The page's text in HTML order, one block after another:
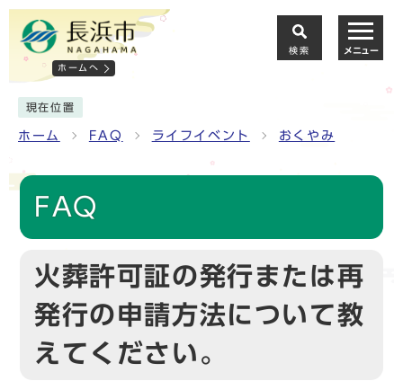
ホームへ
検索 メニュー
現在位置
ホーム FAQ ライフイベント おくやみ
FAQ
火葬許可証の発行または再
発行の申請方法について教
えてください。